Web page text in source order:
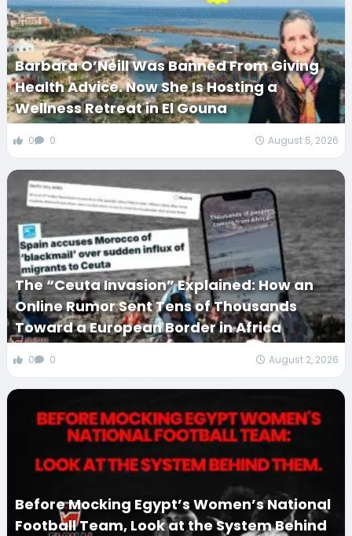
Barbara O’Neill Was Banned From Giving
Health Advice. Now She Is Hosting a
Wellness Retreat in El Gouna
0 0 August 5, 2026
The “Ceuta Invasion” Explained: How an
Online Rumor Sent Tens of Thousands
Toward a European Border in Africa
0 0 August 2, 2026
Before Mocking Egypt’s Women’s National
Football Team, Look at the System Behind